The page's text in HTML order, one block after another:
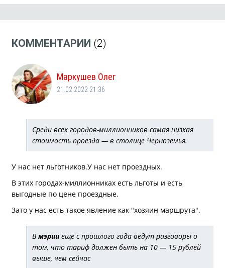
КОММЕНТАРИИ (2)
Маркушев Олег
21.02.2022 21:36
Среди всех городов-миллионников самая низкая
стоимость проезда — в столице Черноземья.
У нас нет льготников.У нас нет проездных.
В этих городах-миллионниках есть льготы и есть
выгодные по цене проездные.
Зато у нас есть такое явление как "хозяин маршрута".
Вмэрииещё с прошлого года ведут разговоры о
том, что тариф должен быть на 10 — 15 рублей
выше, чем сейчас